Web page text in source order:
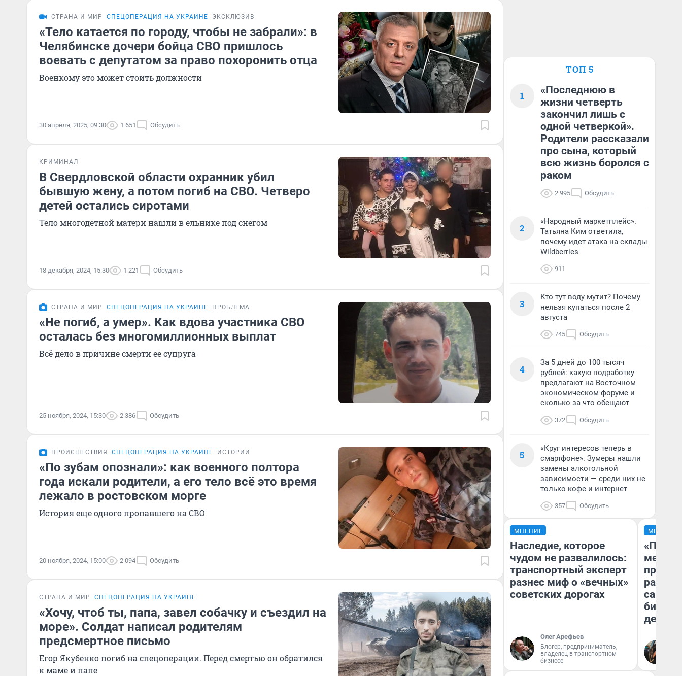
СТРАНА И МИР СПЕЦОПЕРАЦИЯ НА УКРАИНЕ ЭКСКЛЮЗИВ
«Тело катается по городу, чтобы не забрали»: в
Челябинске дочери бойца СВО пришлось
воевать с депутатом за право похоронить отца
Военкому это может стоить должности
30 апреля, 2025, 09:30 1 651 Обсудить
КРИМИНАЛ
В Свердловской области охранник убил
бывшую жену, а потом погиб на СВО. Четверо
детей остались сиротами
Тело многодетной матери нашли в ельнике под снегом
18 декабря, 2024, 15:30 1 221 Обсудить
СТРАНА И МИР СПЕЦОПЕРАЦИЯ НА УКРАИНЕ ПРОБЛЕМА
«Не погиб, а умер». Как вдова участника СВО
осталась без многомиллионных выплат
Всё дело в причине смерти ее супруга
25 ноября, 2024, 15:30 2 386 Обсудить
ПРОИСШЕСТВИЯ СПЕЦОПЕРАЦИЯ НА УКРАИНЕ ИСТОРИИ
«По зубам опознали»: как военного полтора
года искали родители, а его тело всё это время
лежало в ростовском морге
История еще одного пропавшего на СВО
20 ноября, 2024, 15:00 2 094 Обсудить
СТРАНА И МИР СПЕЦОПЕРАЦИЯ НА УКРАИНЕ
«Хочу, чтоб ты, папа, завел собачку и съездил на
море». Солдат написал родителям
предсмертное письмо
Егор Якубенко погиб на спецоперации. Перед смертью он обратился
к маме и папе
ТОП 5
1
«Последнюю в
жизни четверть
закончил лишь с
одной четверкой».
Родители рассказали
про сына, который
всю жизнь боролся с
раком
2 995 Обсудить
2
«Народный маркетплейс».
Татьяна Ким ответила,
почему идет атака на склады
Wildberries
911
3
Кто тут воду мутит? Почему
нельзя купаться после 2
августа
745 Обсудить
4
За 5 дней до 100 тысяч
рублей: какую подработку
предлагают на Восточном
экономическом форуме и
сколько за что обещают
372 Обсудить
5
«Круг интересов теперь в
смартфоне». Зумеры нашли
замены алкогольной
зависимости — среди них не
только кофе и интернет
357 Обсудить
МНЕНИЕ
Наследие, которое
чудом не развалилось:
транспортный эксперт
разнес миф о «вечных»
советских дорогах
Олег Арефьев
Блогер, предприниматель,
владелец в транспортном
бизнесе
МНЕНИЕ
самом